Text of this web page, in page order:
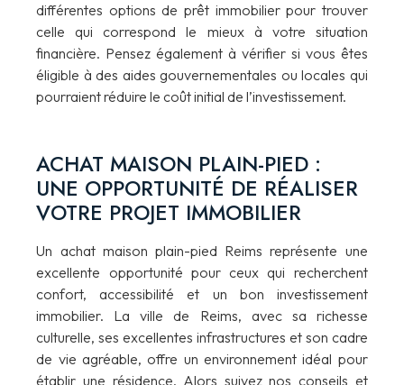
différentes options de prêt immobilier pour trouver
celle qui correspond le mieux à votre situation
financière. Pensez également à vérifier si vous êtes
éligible à des aides gouvernementales ou locales qui
pourraient réduire le coût initial de l’investissement.
ACHAT MAISON PLAIN-PIED :
UNE OPPORTUNITÉ DE RÉALISER
VOTRE PROJET IMMOBILIER
Un achat maison plain-pied Reims représente une
excellente opportunité pour ceux qui recherchent
confort, accessibilité et un bon investissement
immobilier. La ville de Reims, avec sa richesse
culturelle, ses excellentes infrastructures et son cadre
de vie agréable, offre un environnement idéal pour
établir une résidence. Alors suivez nos conseils et